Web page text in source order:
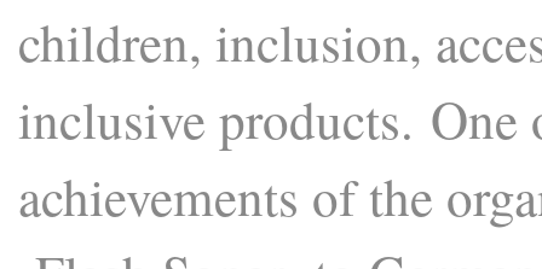
children, inclusion,
inclusive products.
achievements of the